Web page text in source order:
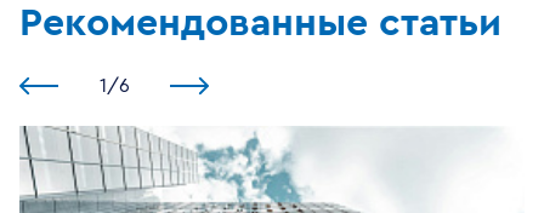
Рекомендованные статьи
1 /6